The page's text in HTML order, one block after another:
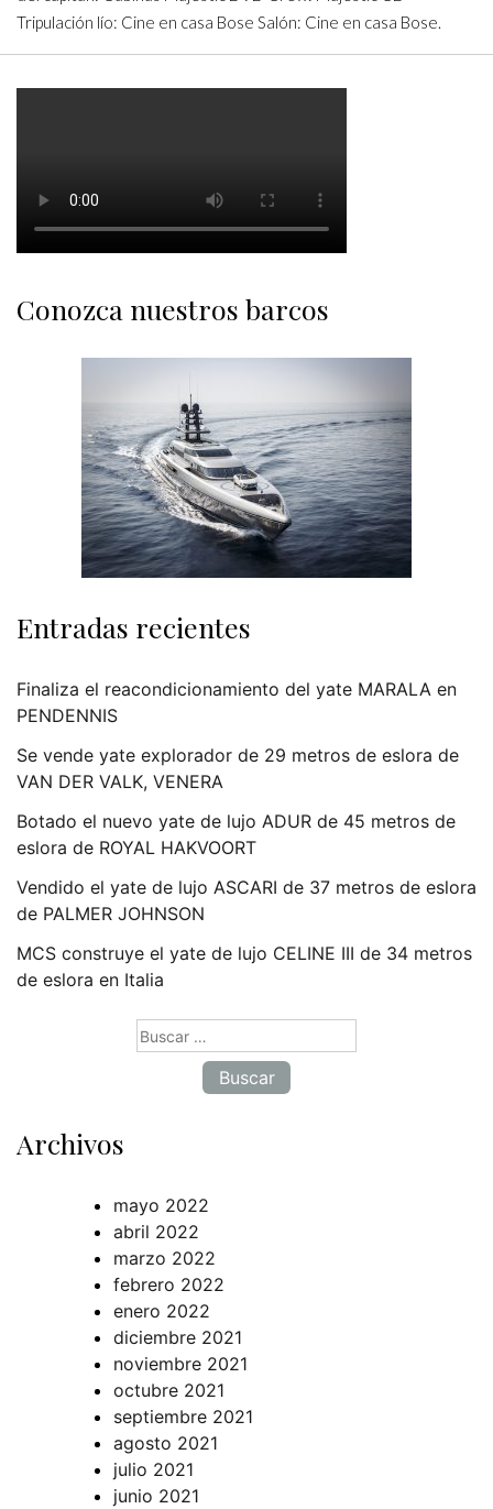
Tripulación lío: Cine en casa Bose Salón: Cine en casa Bose.
Conozca nuestros barcos
Entradas recientes
Finaliza el reacondicionamiento del yate MARALA en
PENDENNIS
Se vende yate explorador de 29 metros de eslora de
VAN DER VALK, VENERA
Botado el nuevo yate de lujo ADUR de 45 metros de
eslora de ROYAL HAKVOORT
Vendido el yate de lujo ASCARI de 37 metros de eslora
de PALMER JOHNSON
MCS construye el yate de lujo CELINE III de 34 metros
de eslora en Italia
Archivos
mayo 2022
abril 2022
marzo 2022
febrero 2022
enero 2022
diciembre 2021
noviembre 2021
octubre 2021
septiembre 2021
agosto 2021
julio 2021
junio 2021